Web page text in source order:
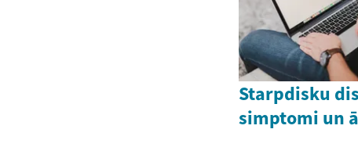
Starpdisku
simptomi un